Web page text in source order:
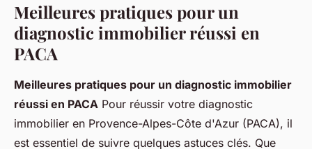
Meilleures pratiques pour un
diagnostic immobilier réussi en
PACA
Meilleures pratiques pour un diagnostic immobilier
réussi en PACA Pour réussir votre diagnostic
immobilier en Provence-Alpes-Côte d'Azur (PACA), il
est essentiel de suivre quelques astuces clés. Que